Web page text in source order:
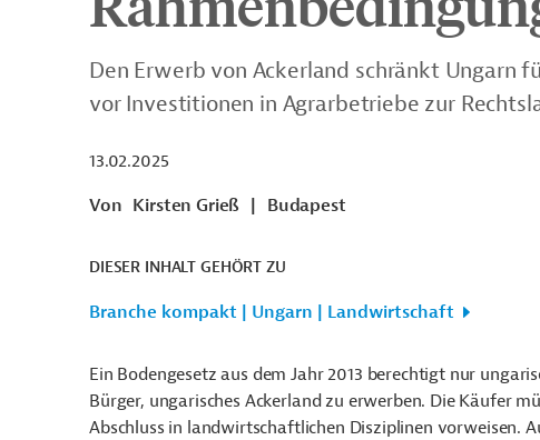
Den Erwerb von Ackerland schränkt Ungarn
vor Investitionen in Agrarbetriebe zur
13.02.2025
Von Kirsten Grieß Budapest
DIESER INHALT GEHÖRT ZU
Branche kompakt | Ungarn | Landwirtschaft
Ein Bodengesetz aus dem Jahr 2013 berechtigt nur
Bürger, ungarisches Ackerland zu erwerben. Die Käufer
Abschluss in landwirtschaftlichen Disziplinen vorweisen.